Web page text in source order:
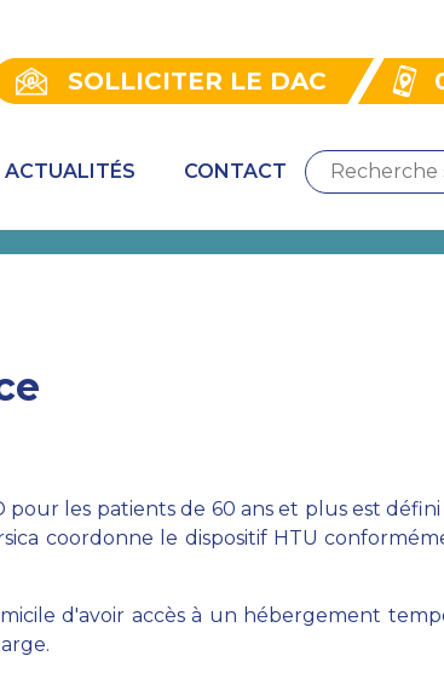
SOLLICITER LE DAC
ACTUALITÉS CONTACT
pour les patients de 60 ans et plus est
coordonne le dispositif HTU
d'avoir accès à un hébergement